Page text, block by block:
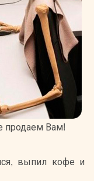
продаем Вам!
выпил кофе и